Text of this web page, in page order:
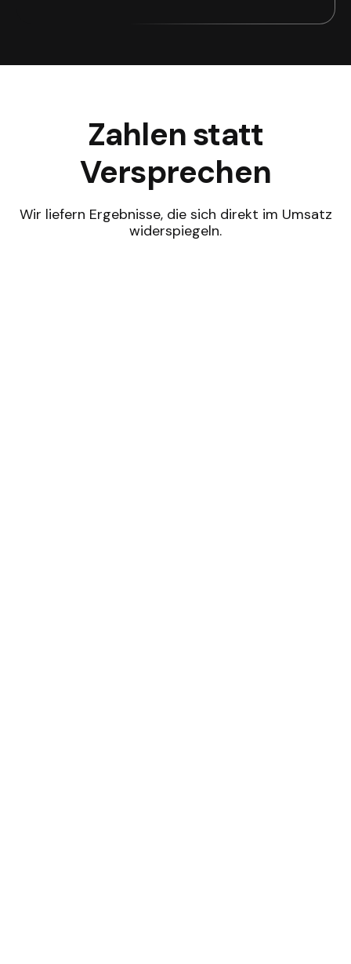
Zahlen statt
Versprechen
Wir liefern Ergebnisse, die sich direkt im Umsatz
widerspiegeln.